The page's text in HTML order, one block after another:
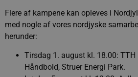
Flere af kampene kan opleves i
med nogle af vores nordjyske
herunder:
Tirsdag 1. august kl. 18.00:
Håndbold, Struer Energi Park.